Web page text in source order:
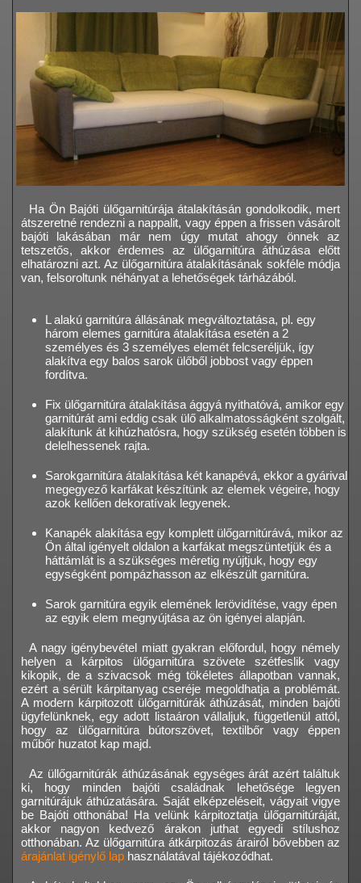
Ha Ön Bajóti ülőgarnitúrája átalakításán gondolkodik, mert
átszeretné rendezni a nappalit, vagy éppen a frissen vásárolt
bajóti lakásában már nem úgy mutat ahogy önnek az
tetszetős, akkor érdemes az ülőgarnitúra áthúzása előtt
elhatározni azt. Az ülőgarnitúra átalakításának sokféle módja
van, felsoroltunk néhányat a lehetőségek tárházából.
L alakú garnitúra állásának megváltoztatása, pl. egy
három elemes garnitúra átalakítása esetén a 2
személyes és 3 személyes elemét felcseréljük, így
alakítva egy balos sarok ülőből jobbost vagy éppen
fordítva.
Fix ülőgarnitúra átalakítása ággyá nyithatóvá, amikor egy
garnitúrát ami eddig csak ülő alkalmatosságként szolgált,
alakítunk át kihúzhatósra, hogy szükség esetén többen is
delelhessenek rajta.
Sarokgarnitúra átalakítása két kanapévá, ekkor a gyárival
megegyező karfákat készítünk az elemek végeire, hogy
azok kellően dekoratívak legyenek.
Kanapék alakítása egy komplett ülőgarnitúrává, mikor az
Ön által igényelt oldalon a karfákat megszüntetjük és a
háttámlát is a szükséges méretig nyújtjuk, hogy egy
egységként pompázhasson az elkészült garnitúra.
Sarok garnitúra egyik elemének lerövidítése, vagy épen
az egyik elem megnyújtása az ön igényei alapján.
A nagy igénybevétel miatt gyakran előfordul, hogy némely
helyen a kárpitos ülőgarnitúra szövete szétfeslik vagy
kikopik, de a szivacsok még tökéletes állapotban vannak,
ezért a sérült kárpitanyag cseréje megoldhatja a problémát.
A modern kárpitozott ülőgarnitúrák áthúzását, minden bajóti
ügyfelünknek, egy adott listaáron vállaljuk, függetlenül attól,
hogy az ülőgarnitúra bútorszövet, textilbőr vagy éppen
műbőr huzatot kap majd.
Az üllőgarnitúrák áthúzásának egységes árát azért találtuk
ki, hogy minden bajóti családnak lehetősége legyen
garnitúrájuk áthúzatására. Saját elképzeléseit, vágyait vigye
be Bajóti otthonába! Ha velünk kárpitoztatja ülőgarnitúráját,
akkor nagyon kedvező árakon juthat egyedi stílushoz
otthonában. Az ülőgarnitúra átkárpitozás árairól bővebben az
árajánlat igénylő lap használatával tájékozódhat.